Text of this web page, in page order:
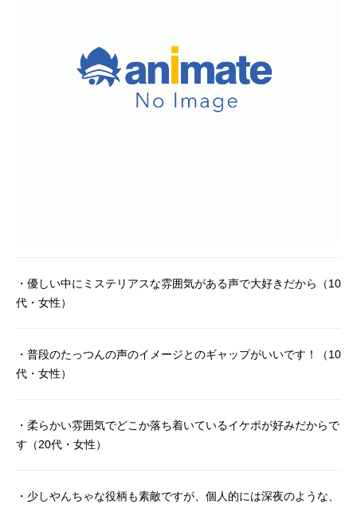
・優しい中にミステリアスな雰囲気がある声で大好きだから（10
代・女性）
・普段のたっつんの声のイメージとのギャップがいいです！（10
代・女性）
・柔らかい雰囲気でどこか落ち着いているイケボが好みだからで
す（20代・女性）
・少しやんちゃな役柄も素敵ですが、個人的には深夜のような、